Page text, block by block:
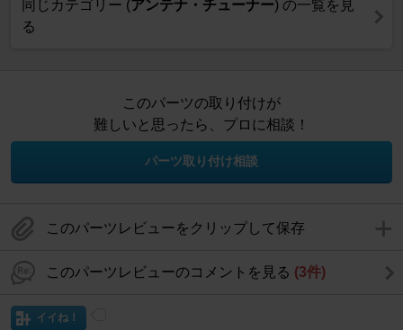
同じカテゴリー (アンテナ・チューナー) の一覧を見
る
このパーツの取り付けが
難しいと思ったら、プロに相談！
パーツ取り付け相談
このパーツレビューをクリップして保存
このパーツレビューのコメントを見る (3件)
イイね！